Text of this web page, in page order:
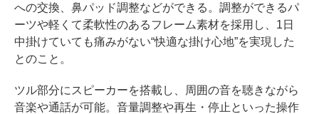
への交換、鼻パッド調整などができる。調整ができるパ
ーツや軽くて柔軟性のあるフレーム素材を採用し、1日
中掛けていても痛みがない“快適な掛け心地”を実現した
とのこと。
ツル部分にスピーカーを搭載し、周囲の音を聴きながら
音楽や通話が可能。音量調整や再生・停止といった操作